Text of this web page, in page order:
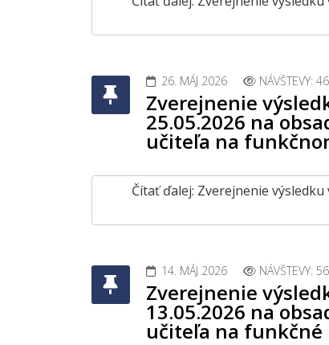
26. MÁJ 2026 NÁVŠTEVY:
Zverejnenie
25.05.2026 na
učiteľa na
Čítať ďalej: Zverejnenie
14. MÁJ 2026 NÁVŠTEVY:
Zverejnenie
13.05.2026 na
učiteľa na funkčné